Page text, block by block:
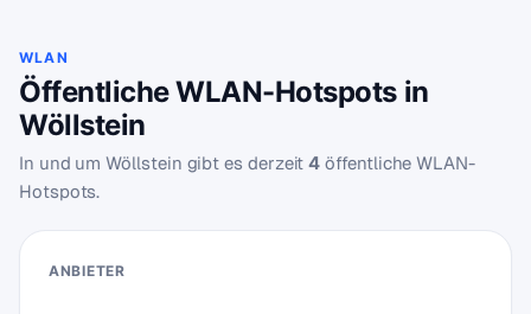
WLAN
Öffentliche WLAN-Hotspots in
Wöllstein
In und um Wöllstein gibt es derzeit4 öffentliche WLAN-
Hotspots.
ANBIETER